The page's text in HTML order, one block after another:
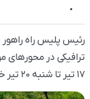
رئیس پلیس راه
ترافیکی در محورهای
۱۷ تیر تا شنبه ۲۰ تیر خبر داد.